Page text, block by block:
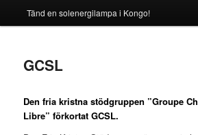
Tänd en solenergilampa i Kongo!
GCSL
Den fria kristna stödgruppen ”Groupe
Libre” förkortat GCSL.